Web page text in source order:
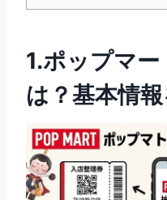
1.ポップマ
は？基本情